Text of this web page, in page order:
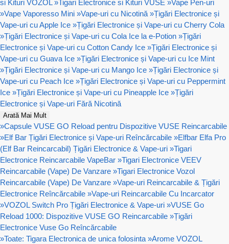
si Kituri VOZOL »Tigari Electronice si Kituri VUSE »Vape Pen-uri
»Vape Vaporesso Mini »Vape-uri cu Nicotină »Țigări Electronice și
Vape-uri cu Apple Ice »Țigări Electronice și Vape-uri cu Cherry Cola
»Țigări Electronice și Vape-uri cu Cola Ice la e-Potion »Țigări
Electronice și Vape-uri cu Cotton Candy Ice »Țigări Electronice și
Vape-uri cu Guava Ice »Țigări Electronice și Vape-uri cu Ice Mint
»Țigări Electronice și Vape-uri cu Mango Ice »Țigări Electronice și
Vape-uri cu Peach Ice »Țigări Electronice și Vape-uri cu Peppermint
Ice »Țigări Electronice și Vape-uri cu Pineapple Ice »Țigări
Electronice și Vape-uri Fără Nicotină
Arată Mai Mult
»Capsule VUSE GO Reload pentru Dispozitive VUSE Reincarcabile
»Elf Bar Țigări Electronice și Vape-uri Reîncărcabile »Elfbar Elfa Pro
(Elf Bar Reincarcabil) Țigări Electronice & Vape-uri »Tigari
Electronice Reincarcabile VapeBar »Tigari Electronice VEEV
Reincarcabile (Vape) De Vanzare »Tigari Electronice Vozol
Reincarcabile (Vape) De Vanzare »Vape-uri Reincarcabile & Țigări
Electronice Reîncărcabile »Vape-uri Reincarcabile Cu Incarcator
»VOZOL Switch Pro Țigări Electronice & Vape-uri »VUSE Go
Reload 1000: Dispozitive VUSE GO Reincarcabile »Țigări
Electronice Vuse Go Reîncărcabile
»Toate: Tigara Electronica de unica folosinta »Arome VOZOL